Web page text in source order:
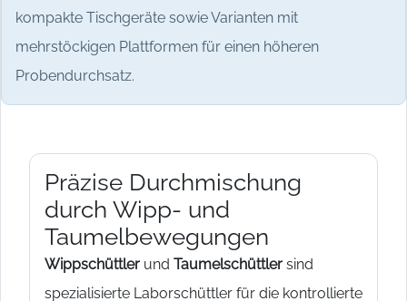
kompakte Tischgeräte sowie Varianten mit
mehrstöckigen Plattformen für einen höheren
Probendurchsatz.
Präzise Durchmischung
durch Wipp- und
Taumelbewegungen
Wippschüttler und Taumelschüttler sind
spezialisierte Laborschüttler für die kontrollierte